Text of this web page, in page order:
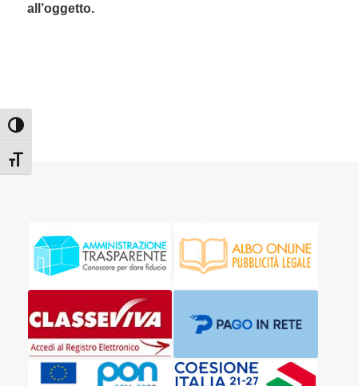
Attiva/disattiva alto contrasto
Attiva/disattiva dimensione testo
all’oggetto.